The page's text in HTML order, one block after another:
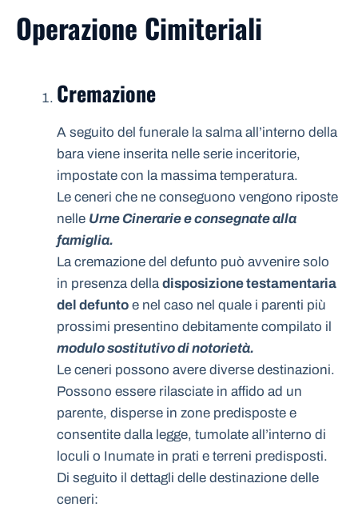
Operazione Cimiteriali
Cremazione
A seguito del funerale la salma all’interno della
bara viene inserita nelle serie inceritorie,
impostate con la massima temperatura.
Le ceneri che ne conseguono vengono riposte
nelle Urne Cinerarie e consegnate alla
famiglia.
La cremazione del defunto può avvenire solo
in presenza della disposizione testamentaria
del defunto e nel caso nel quale i parenti più
prossimi presentino debitamente compilato il
modulo sostitutivo di notorietà.
Le ceneri possono avere diverse destinazioni.
Possono essere rilasciate in affido ad un
parente, disperse in zone predisposte e
consentite dalla legge, tumolate all’interno di
loculi o Inumate in prati e terreni predisposti.
Di seguito il dettagli delle destinazione delle
ceneri: